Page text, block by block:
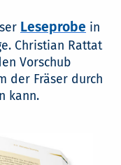
Leseprobe in
Christian Rattat
Vorschub
der Fräser durch
kann.